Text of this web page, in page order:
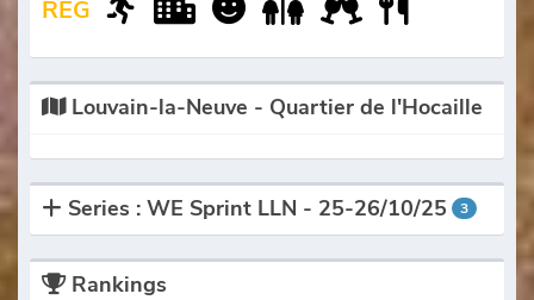
REG
Louvain-la-Neuve - Quartier de l'Hocaille
Series : WE Sprint LLN - 25-26/10/25 3
Rankings